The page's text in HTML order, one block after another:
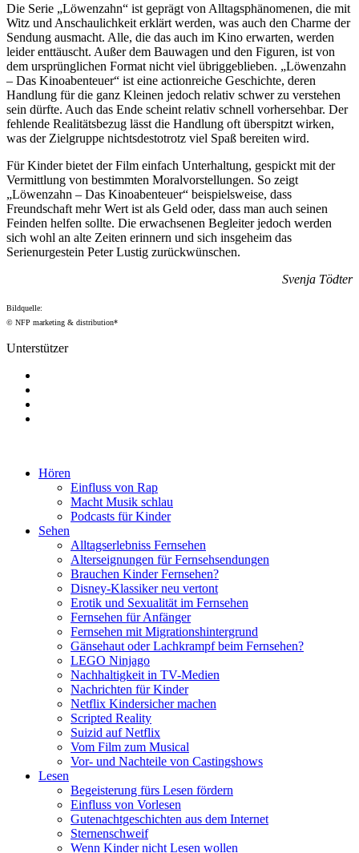
Die Serie „Löwenzahn“ ist geprägt von Alltagsphänomenen, die mit
Witz und Anschaulichkeit erklärt werden, was auch den Charme der
Sendung ausmacht. Alle, die das auch im Kino erwarten, werden
leider enttäuscht. Außer dem Bauwagen und den Figuren, ist von
dem ursprünglichen Format nicht viel übriggeblieben. „Löwenzahn
– Das Kinoabenteuer“ ist eine actionreiche Geschichte, deren
Handlung für die ganz Kleinen jedoch relativ schwer zu verstehen
sein dürfte. Auch das Ende scheint relativ schnell vorhersehbar. Der
fehlende Realitätsbezug lässt die Handlung oft überspitzt wirken,
was der Zielgruppe nichtsdestotrotz viel Spaß bereiten wird.
Für Kinder bietet der Film einfach Unterhaltung, gespickt mit der
Vermittlung von bestimmten Moralvorstellungen. So zeigt
„Löwenzahn – Das Kinoabenteuer“ beispielsweise, dass
Freundschaft mehr Wert ist als Geld oder, dass man auch seinen
Feinden helfen sollte. Die erwachsenen Begleiter jedoch werden
sich wohl an alte Zeiten erinnern und sich insgeheim das
Serienurgestein Peter Lustig zurückwünschen.
Svenja Tödter
Bildquelle:
© NFP marketing & distribution*
Unterstützer
Hören
Einfluss von Rap
Macht Musik schlau
Podcasts für Kinder
Sehen
Alltagserlebniss Fernsehen
Alterseignungen für Fernsehsendungen
Brauchen Kinder Fernsehen?
Disney-Klassiker neu vertont
Erotik und Sexualität im Fernsehen
Fernsehen für Anfänger
Fernsehen mit Migrationshintergrund
Gänsehaut oder Lachkrampf beim Fernsehen?
LEGO Ninjago
Nachhaltigkeit in TV-Medien
Nachrichten für Kinder
Netflix Kindersicher machen
Scripted Reality
Suizid auf Netflix
Vom Film zum Musical
Vor- und Nachteile von Castingshows
Lesen
Begeisterung fürs Lesen fördern
Einfluss von Vorlesen
Gutenachtgeschichten aus dem Internet
Sternenschweif
Wenn Kinder nicht Lesen wollen